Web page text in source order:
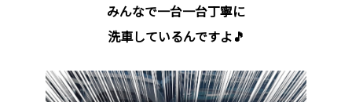
みんなで一台一台丁寧に
洗車しているんですよ🎵